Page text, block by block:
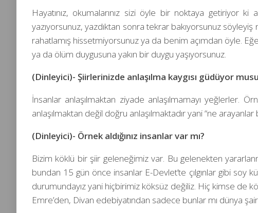
Hayatınız, okumalarınız sizi öyle bir noktaya getiriyor
yazıyorsunuz, yazdıktan sonra tekrar bakıyorsunuz
rahatlamış hissetmiyorsunuz ya da benim açımdan öyle.
ya da ölüm duygusuna yakın bir duygu yaşıyorsunuz.
(Dinleyici)- Şiirlerinizde anlaşılma kaygısı güdüyor
İnsanlar anlaşılmaktan ziyade anlaşılmamayı yeğlerler.
anlaşılmaktan değil doğru anlaşılmaktadır yani “ne
(Dinleyici)- Örnek aldığınız insanlar var mı?
Bizim köklü bir şiir geleneğimiz var. Bu gelenekten
bundan 15 gün önce insanlar E-Devlet’te çılgınlar gibi
durumundayız yani hiçbirimiz köksüz değiliz. Hiç kimse de
Emre’den, Divan edebiyatından sadece bunlar mı dünya